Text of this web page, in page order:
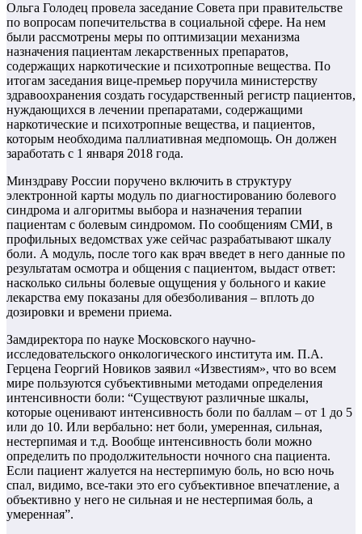
Ольга Голодец провела заседание Совета при правительстве
по вопросам попечительства в социальной сфере. На нем
были рассмотрены меры по оптимизации механизма
назначения пациентам лекарственных препаратов,
содержащих наркотические и психотропные вещества. По
итогам заседания вице-премьер поручила министерству
здравоохранения создать государственный регистр пациентов,
нуждающихся в лечении препаратами, содержащими
наркотические и психотропные вещества, и пациентов,
которым необходима паллиативная медпомощь. Он должен
заработать с 1 января 2018 года.
Минздраву России поручено включить в структуру
электронной карты модуль по диагностированию болевого
синдрома и алгоритмы выбора и назначения терапии
пациентам с болевым синдромом. По сообщениям СМИ, в
профильных ведомствах уже сейчас разрабатывают шкалу
боли. А модуль, после того как врач введет в него данные по
результатам осмотра и общения с пациентом, выдаст ответ:
насколько сильны болевые ощущения у больного и какие
лекарства ему показаны для обезболивания – вплоть до
дозировки и времени приема.
Замдиректора по науке Московского научно-
исследовательского онкологического института им. П.А.
Герцена Георгий Новиков заявил «Известиям», что во всем
мире пользуются субъективными методами определения
интенсивности боли: “Существуют различные шкалы,
которые оценивают интенсивность боли по баллам – от 1 до 5
или до 10. Или вербально: нет боли, умеренная, сильная,
нестерпимая и т.д. Вообще интенсивность боли можно
определить по продолжительности ночного сна пациента.
Если пациент жалуется на нестерпимую боль, но всю ночь
спал, видимо, все-таки это его субъективное впечатление, а
объективно у него не сильная и не нестерпимая боль, а
умеренная”.